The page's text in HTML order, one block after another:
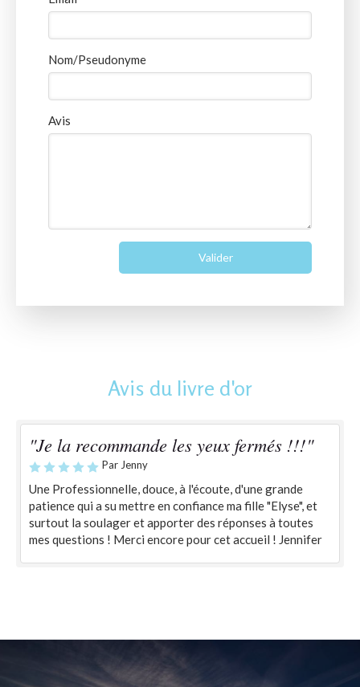
Nom/Pseudonyme
Avis
Valider
Avis du livre d'or
"Je la recommande les yeux fermés !!!"
Par Jenny
Une Professionnelle, douce, à l'écoute, d'une grande
patience qui a su mettre en confiance ma fille "Elyse", et
surtout la soulager et apporter des réponses à toutes
mes questions ! Merci encore pour cet accueil ! Jennifer